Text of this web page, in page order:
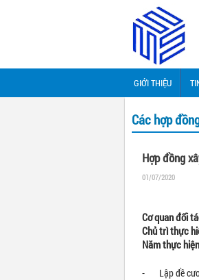
GIỚI THIỆU
Các hợp
Hợp đồng
01/07/2020
Cơ quan đối
Chủ trì thực
Năm thực
- Lập đề